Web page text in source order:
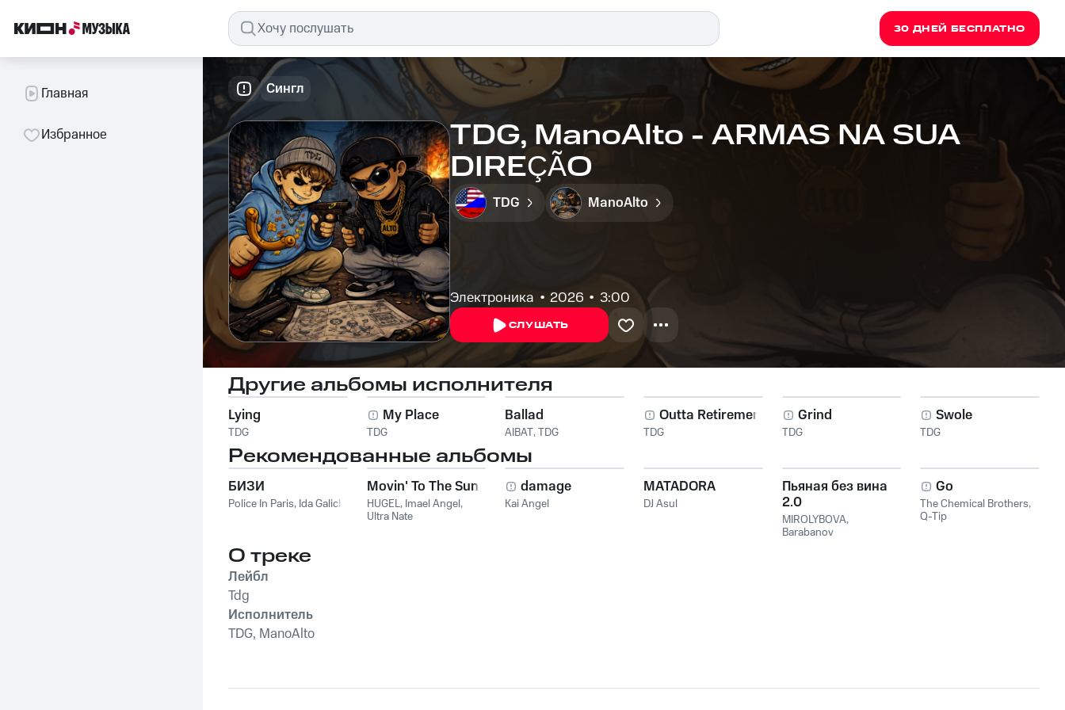
30 ДНЕЙ БЕСПЛАТНО
Главная
Избранное
Сингл
TDG, ManoAlto - ARMAS NA SUA
DIREÇÃO
TDG ManoAlto
Электроника 2026 3:00
СЛУШАТЬ
Другие альбомы исполнителя
Lying
TDG
My Place
TDG
Ballad
AIBAT,TDG
Outta Retirement
TDG
Grind
TDG
Swole
TDG
Рекомендованные альбомы
БИЗИ
Police In Paris, Ida Galich
Movin' To The Sun
HUGEL, Imael Angel,
Ultra Nate
damage
Kai Angel
MATADORA
DJ Asul
Пьяная без вина
2.0
MIROLYBOVA,
Barabanov
Go
The Chemical Brothers,
Q-Tip
О треке
Лейбл
Tdg
Исполнитель
TDG, ManoAlto